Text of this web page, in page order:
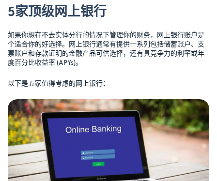
5家顶级网上银行
如果你想在不去实体分行的情况下管理你的财务，网上银行账户是
个适合你的好选择。网上银行通常有提供一系列包括储蓄账户、支
票账户和存款证明的金融产品可供选择，还有具竞争力的利率或年
度百分比收益率 (APYs)。
以下是五家值得考虑的网上银行：